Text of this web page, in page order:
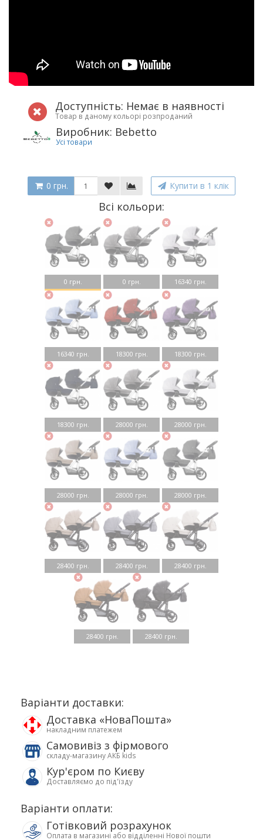
Доступність: Немає в наявності
Товар в даному кольорі розпроданий
Виробник: Bebetto
Усі товари
0 грн. Купити в 1 клік
Всі кольори:
0 грн. 0 грн. 16340 грн.
16340 грн. 18300 грн. 18300 грн.
18300 грн. 28000 грн. 28000 грн.
28000 грн. 28000 грн. 28000 грн.
28400 грн. 28400 грн. 28400 грн.
28400 грн. 28400 грн.
Варіанти доставки:
Доставка «НоваПошта»
накладним платежем
Самовивіз з фірмового
складу-магазину АКБ kids
Кур'єром по Києву
Доставляємо до під'їзду
Варіанти оплати:
Готівковий розрахунок
Оплата в магазині або відділенні Нової пошти